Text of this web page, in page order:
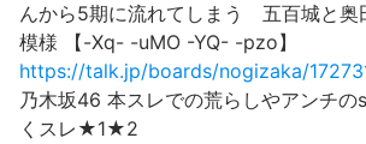
んから5期に流れてしまう 五百城と奥
模様 【-Xq- -uMO -YQ- -pzo】
https://talk.jp/boards/nogizaka/
乃木坂46 本スレでの荒らしやアンチの
くスレ★1★2